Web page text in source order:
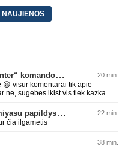
NAUJIENOS
L. Messi gerokai pakėlė Majamio „Inter“ komandos vertę 20 min.
visur komentarai tik apie
ne, sugebes ikist vis tiek kazka
Ilgametis „Arsenal“ žaidėjas T. Tomiyasu papildys „Crystal Palace“ ekipą 22 min.
čia ilgametis
38 min.